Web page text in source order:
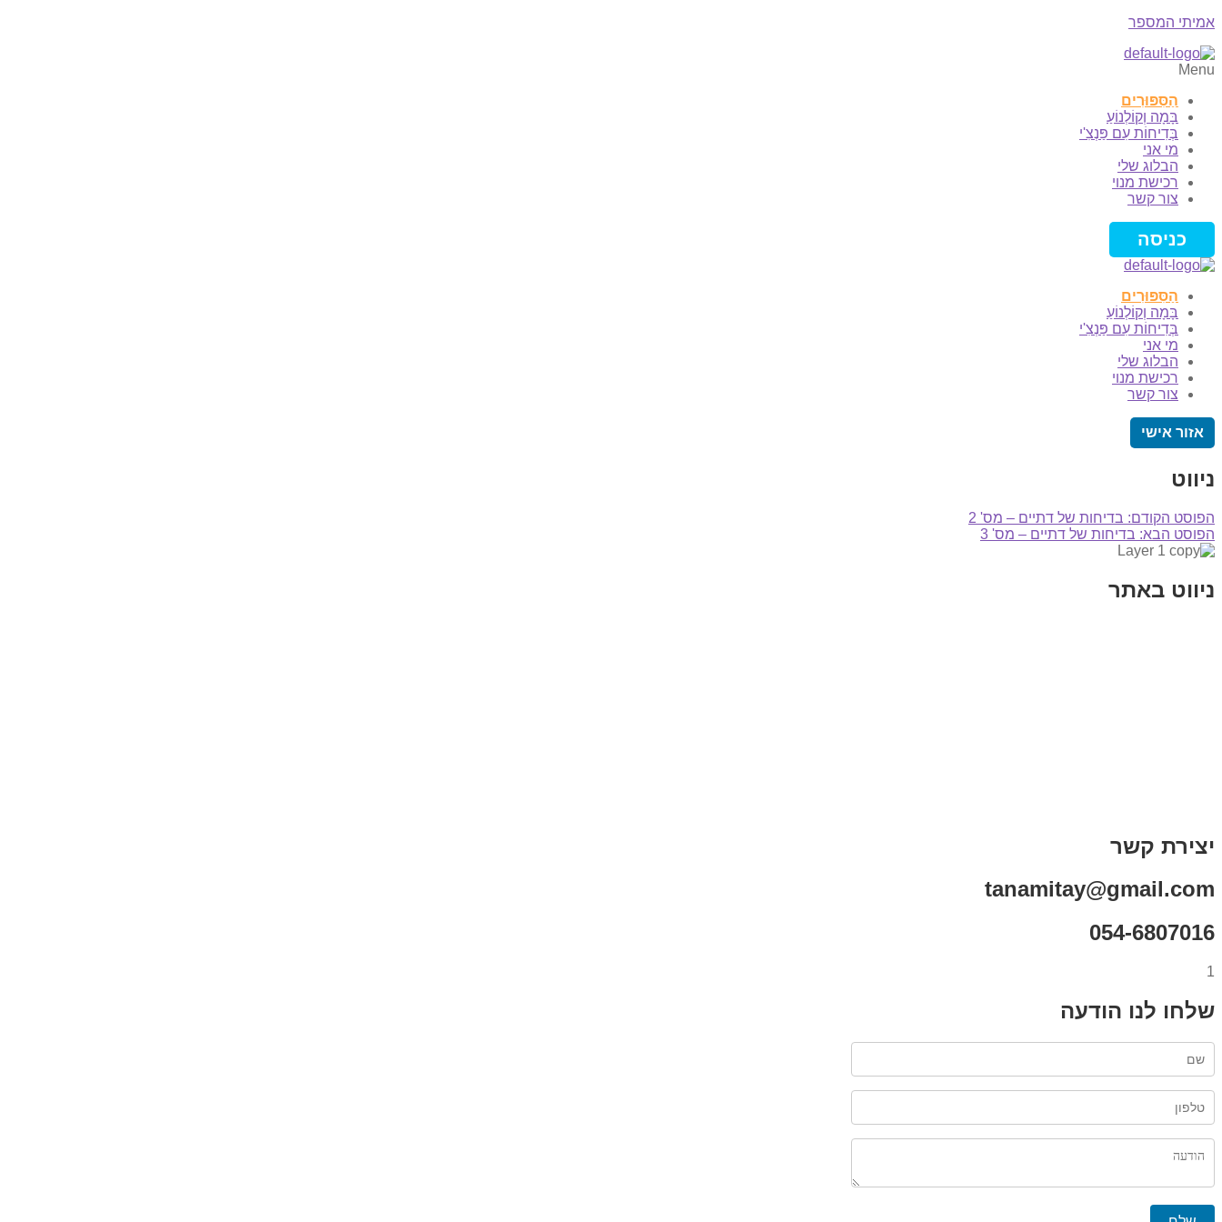
אמיתי המספר
Menu
הַסִּפּוּרִים
בָּמָה וְקוֹלְנוֹעַ
בְּדִיחוֹת עִם פַּנְצִ'י
מי אני
הבלוג שלי
רכישת מנוי
צור קשר
כניסה
הַסִּפּוּרִים
בָּמָה וְקוֹלְנוֹעַ
בְּדִיחוֹת עִם פַּנְצִ'י
מי אני
הבלוג שלי
רכישת מנוי
צור קשר
אזור אישי
ניווט
הפוסט הקודם: בדיחות של דתיים – מס' 2
הפוסט הבא: בדיחות של דתיים – מס' 3
ניווט באתר
יצירת קשר
tanamitay@gmail.com
054-6807016
1
שלחו לנו הודעה